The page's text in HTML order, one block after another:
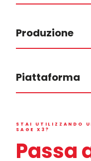
Produzione
Piattaforma
STAI UTILIZZANDO
SAGE X3?
Passa